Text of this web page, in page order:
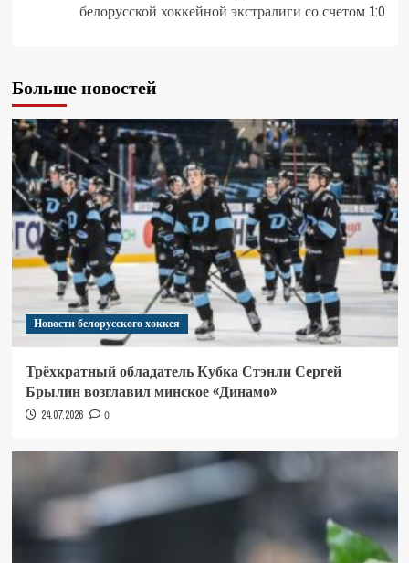
белорусской хоккейной экстралиги со счетом 1:0
Больше новостей
Новости белорусского хоккея
Трёхкратный обладатель Кубка Стэнли Сергей
Брылин возглавил минское «Динамо»
24.07.2026 0